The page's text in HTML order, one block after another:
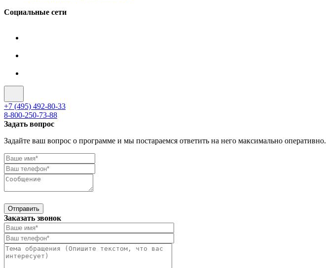
Социальные сети
+7 (495) 492-80-33
8-800-250-73-88
Задать вопрос
Задайте ваш вопрос о программе и мы постараемся ответить на него максимально оперативно.
Отправить
Заказать звонок